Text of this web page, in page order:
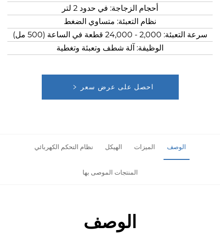
أحجام الزجاجة: في حدود 2 لتر
نظام التعبئة: متساوي الضغط
24,000 قطعة في الساعة (500 مل)
الوظيفة: آلة شطف وتعبئة وتغطية
احصل على عرض سعر
الميزات الهيكل نظام التحكم الكهربائي
المنتجات الموصى بها
الوصف